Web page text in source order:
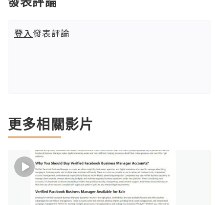
登入發表評論
更多相關影片